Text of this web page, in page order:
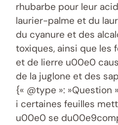
rhubarbe pour leur
laurier-palme et du
du cyanure et des
toxiques, ainsi que les
et de lierre u00e0
de la juglone et des
{« @type »: »Question
i certaines feuilles
u00e0 se